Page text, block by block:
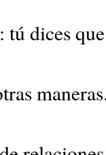
tú dices